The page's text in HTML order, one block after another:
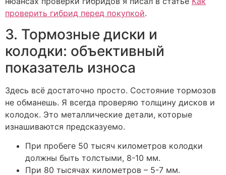
проверить гибрид перед покупкой.
3. Тормозные диски и
колодки: объективный
показатель износа
Здесь всё достаточно просто. Состояние тормозов
не обманешь. Я всегда проверяю толщину дисков и
колодок. Это металлические детали, которые
изнашиваются предсказуемо.
При пробеге 50 тысяч километров колодки
должны быть толстыми, 8-10 мм.
При 80 тысячах километров – 5-7 мм.